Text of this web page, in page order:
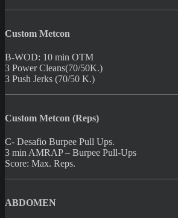
Custom Metcon
B-WOD: 10 min OTM
3 Power Cleans(70/50K.)
3 Push Jerks (70/50 K.)
Custom Metcon (Reps)
C- Desafio Burpee Pull Ups.
3 min AMRAP – Burpee Pull-Ups
Score: Max. Reps.
ABDOMEN